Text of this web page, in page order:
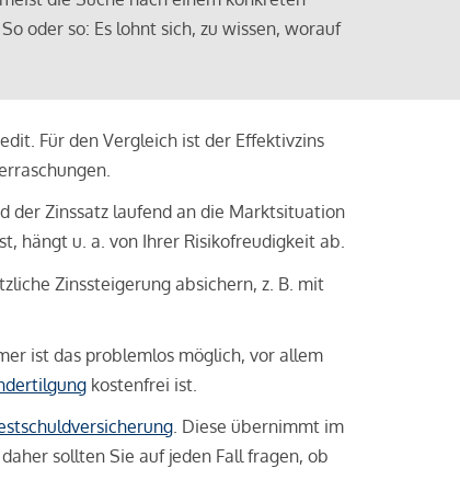
oder so: Es lohnt sich, zu wissen, worauf
Für den Vergleich ist der Effektivzins
der Zinssatz laufend an die Marktsituation
hängt u. a. von Ihrer Risikofreudigkeit ab.
Zinssteigerung absichern, z. B. mit
ist das problemlos möglich, vor allem
kostenfrei ist.
. Diese übernimmt im
sollten Sie auf jeden Fall fragen, ob